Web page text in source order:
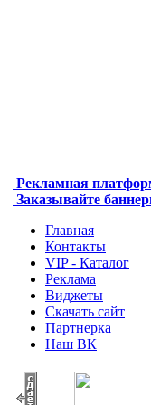
Рекламная
Заказывайте
Главная
Контакты
VIP - Каталог
Реклама
Виджеты
Скачать сайт
Партнерка
Наш ВК